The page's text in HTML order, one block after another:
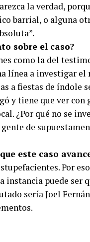
la verdad,
barrial, o alguna
sobre el caso?
como la del
línea a investigar el
a fiestas de índole
y tiene que ver con
¿Por qué no se
de
este caso
Por
instancia puede ser
sería Joel